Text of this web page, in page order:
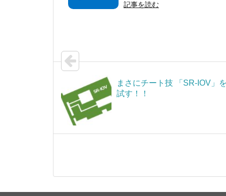
記事を読む
まさにチート技 「SR-IOV」
試す！！